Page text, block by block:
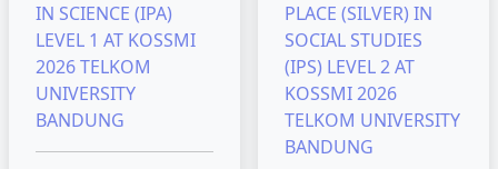
IN SCIENCE (IPA)
LEVEL 1 AT KOSSMI
2026 TELKOM
UNIVERSITY
BANDUNG
PLACE (SILVER) IN
SOCIAL STUDIES
(IPS) LEVEL 2 AT
KOSSMI 2026
TELKOM UNIVERSITY
BANDUNG